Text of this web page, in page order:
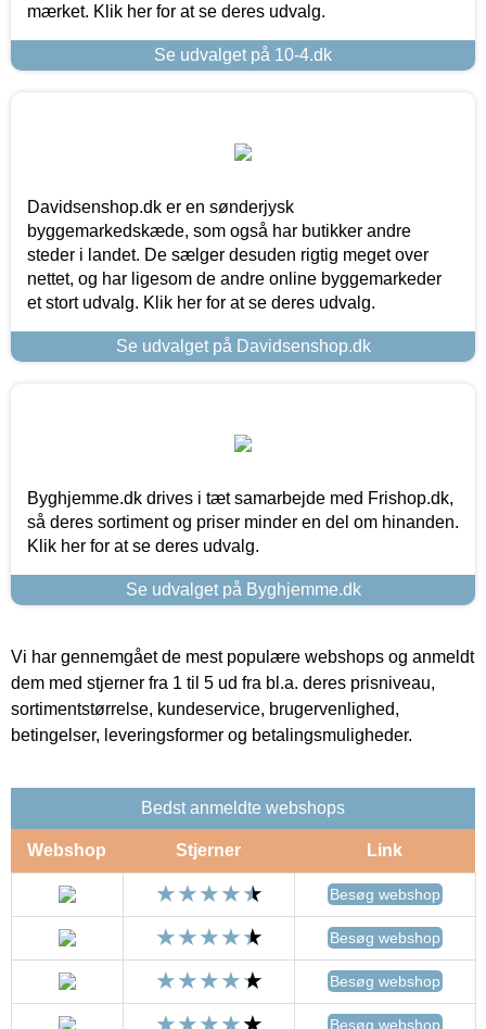
mærket. Klik her for at se deres udvalg.
Se udvalget på 10-4.dk
Davidsenshop.dk er en sønderjysk
byggemarkedskæde, som også har butikker andre
steder i landet. De sælger desuden rigtig meget over
nettet, og har ligesom de andre online byggemarkeder
et stort udvalg. Klik her for at se deres udvalg.
Se udvalget på Davidsenshop.dk
Byghjemme.dk drives i tæt samarbejde med Frishop.dk,
så deres sortiment og priser minder en del om hinanden.
Klik her for at se deres udvalg.
Se udvalget på Byghjemme.dk
Vi har gennemgået de mest populære webshops og anmeldt
dem med stjerner fra 1 til 5 ud fra bl.a. deres prisniveau,
sortimentstørrelse, kundeservice, brugervenlighed,
betingelser, leveringsformer og betalingsmuligheder.
Bedst anmeldte webshops
Webshop Stjerner Link
Besøg webshop
Besøg webshop
Besøg webshop
Besøg webshop